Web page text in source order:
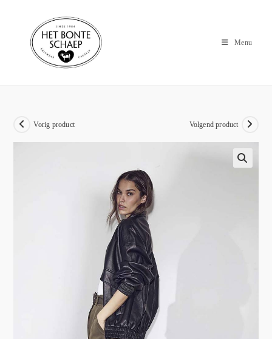
Menu
Vorig product Volgend product